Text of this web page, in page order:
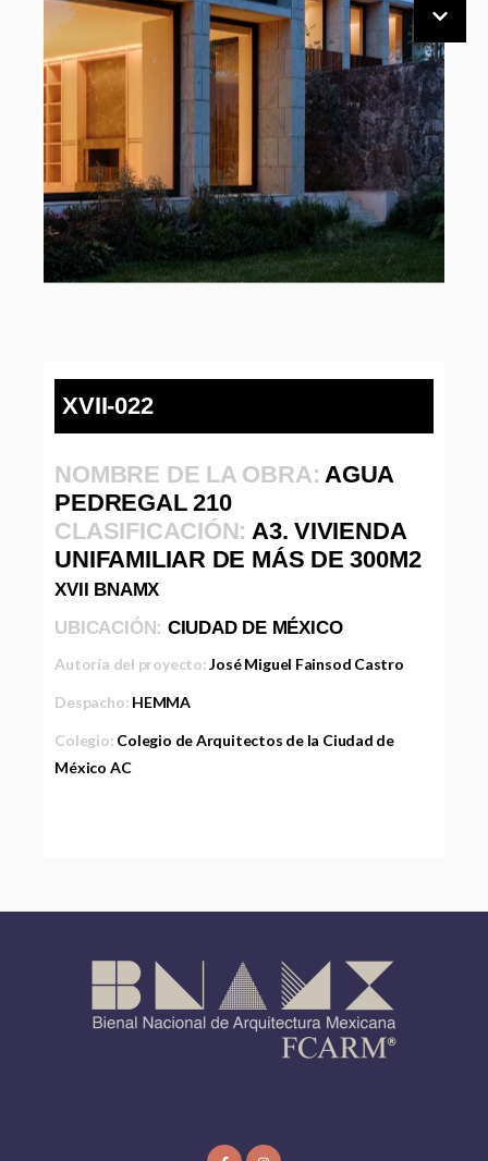
XVII-022
NOMBRE DE LA OBRA:AGUA
PEDREGAL 210
CLASIFICACIÓN:A3. VIVIENDA
UNIFAMILIAR DE MÁS DE 300M2
XVII BNAMX
UBICACIÓN: CIUDAD DE MÉXICO
Autoría del proyecto:José Miguel Fainsod Castro
Despacho: HEMMA
Colegio: Colegio de Arquitectos de la Ciudad de
México AC